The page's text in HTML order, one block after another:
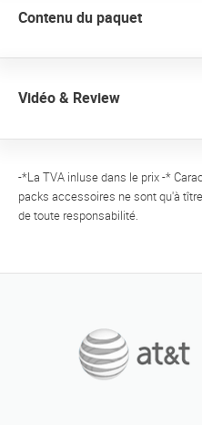
Contenu du paquet
Vidéo & Review
-*La TVA inluse dans le prix -*
packs accessoires ne sont qu'à
de toute responsabilité.